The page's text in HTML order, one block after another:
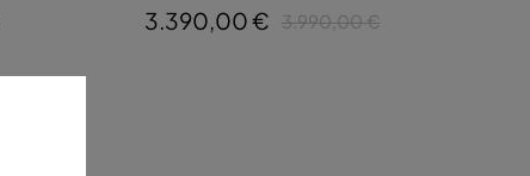
3.390,00 € 3.990,00 €